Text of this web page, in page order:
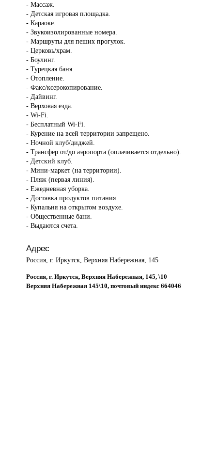
- Массаж.
- Детская игровая площадка.
- Караоке.
- Звукоизолированные номера.
- Маршруты для пеших прогулок.
- Церковь/храм.
- Боулинг.
- Турецкая баня.
- Отопление.
- Факс/ксерокопирование.
- Дайвинг.
- Верховая езда.
- Wi-Fi.
- Бесплатный Wi-Fi.
- Курение на всей территории запрещено.
- Ночной клуб/диджей.
- Трансфер от/до аэропорта (оплачивается отдельно).
- Детский клуб.
- Мини-маркет (на территории).
- Пляж (первая линия).
- Ежедневная уборка.
- Доставка продуктов питания.
- Купальня на открытом воздухе.
- Общественные бани.
- Выдаются счета.
Адрес
Россия, г. Иркутск, Верхняя Набережная, 145
Россия, г. Иркутск, Верхняя Набережная, 145, \10
Верхняя Набережная 145\10, почтовый индекс 664046